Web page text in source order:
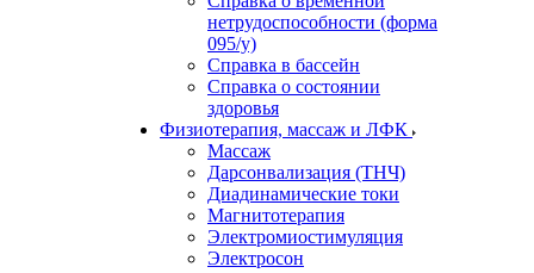
нетрудоспособности (форма
095/у)
Справка в бассейн
Справка о состоянии
здоровья
Физиотерапия, массаж и ЛФК
Массаж
Дарсонвализация (ТНЧ)
Диадинамические токи
Магнитотерапия
Электромиостимуляция
Электросон